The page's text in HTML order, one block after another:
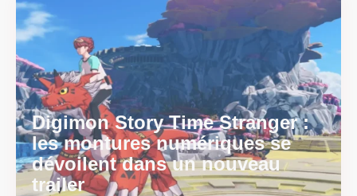
Digimon Story Time Stranger :
les montures numériques se
dévoilent dans un nouveau
trailer